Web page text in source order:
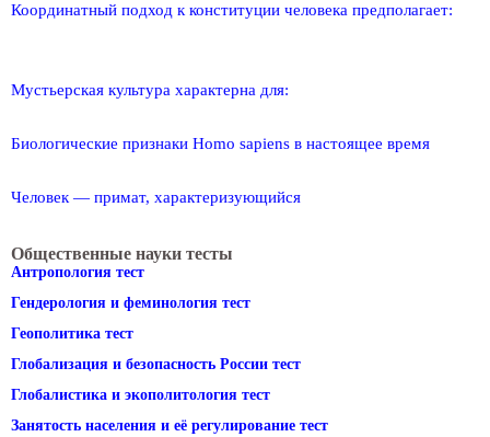
Координатный подход к конституции человека предполагает:
Мустьерская культура характерна для:
Биологические признаки Homo sapiens в настоящее время
Человек — примат, характеризующийся
Общественные науки тесты
Антропология тест
Гендерология и феминология тест
Геополитика тест
Глобализация и безопасность России тест
Глобалистика и экополитология тест
Занятость населения и её регулирование тест